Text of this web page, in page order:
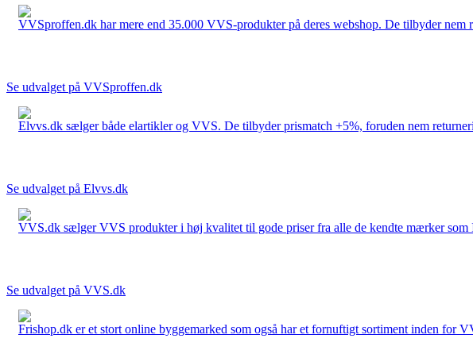
VVSproffen.dk har mere end 35.000 VVS-produkter på deres webshop. De tilbyder nem
Se udvalget på VVSproffen.dk
Elvvs.dk sælger både elartikler og VVS. De tilbyder prismatch +5%, foruden nem
Se udvalget på Elvvs.dk
VVS.dk sælger VVS produkter i høj kvalitet til gode priser fra alle de kendte mærker
Se udvalget på VVS.dk
Frishop.dk er et stort online byggemarked som også har et fornuftigt sortiment inden for